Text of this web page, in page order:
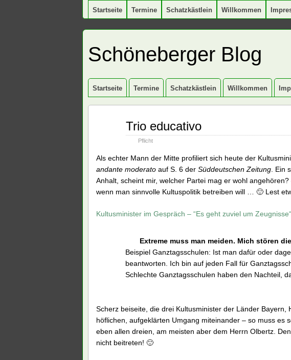
Startseite Termine Schatzkästlein Willkommen
Schöneberger Blog
Startseite Termine Schatzkästlein Willkommen
Trio educativo
Pflicht
Als echter Mann der Mitte profiliert sich heute der
andante moderato auf S. 6 der Süddeutschen Zeitung . Ein
Anhalt, scheint mir, welcher Partei mag er wohl
wenn man sinnvolle Kultuspolitik betreiben will … 🙂 Lest
Kultusminister im Gespräch – “Es geht zuviel um
Extreme muss man meiden. Mich stören
Beispiel Ganztagsschulen: Ist man dafür oder
beantworten. Ich bin auf jeden Fall für
Schlechte Ganztagsschulen haben den Nachteil,
Scherz beiseite, die drei Kultusminister der Länder Bayern,
höflichen, aufgeklärten Umgang miteinander – so muss es
eben allen dreien, am meisten aber dem Herrn Olbertz.
nicht beitreten! 🙂